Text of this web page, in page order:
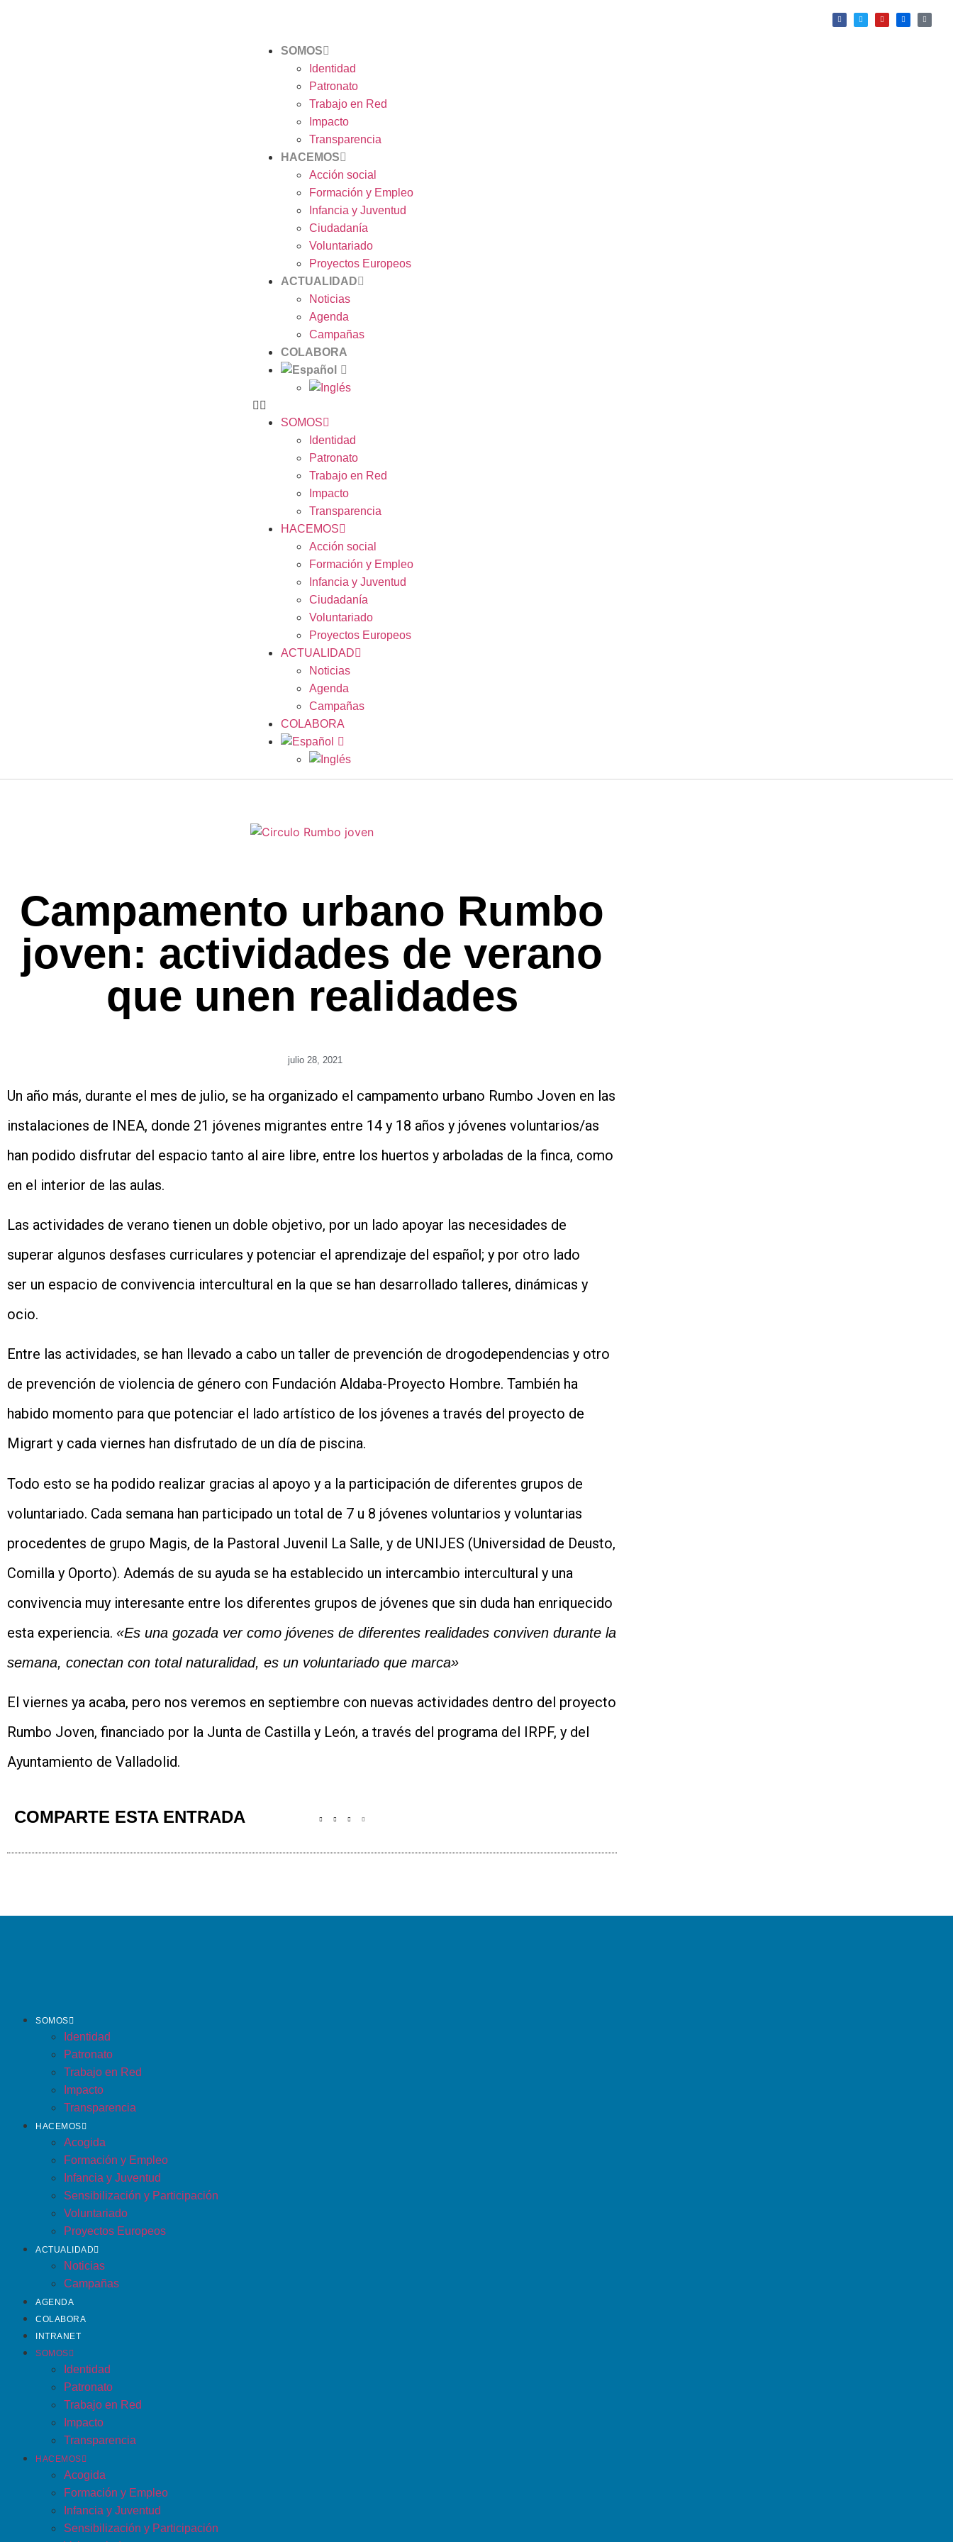
SOMOS
Identidad
Patronato
Trabajo en Red
Impacto
Transparencia
HACEMOS
Acción social
Formación y Empleo
Infancia y Juventud
Ciudadanía
Voluntariado
Proyectos Europeos
ACTUALIDAD
Noticias
Agenda
Campañas
COLABORA
SOMOS
Identidad
Patronato
Trabajo en Red
Impacto
Transparencia
HACEMOS
Acción social
Formación y Empleo
Infancia y Juventud
Ciudadanía
Voluntariado
Proyectos Europeos
ACTUALIDAD
Noticias
Agenda
Campañas
COLABORA
Campamento urbano Rumbo
joven: actividades de verano
que unen realidades
julio 28, 2021
Un año más, durante el mes de julio, se ha organizado el campamento urbano Rumbo Joven en las
instalaciones de INEA, donde 21 jóvenes migrantes entre 14 y 18 años y jóvenes voluntarios/as
han podido disfrutar del espacio tanto al aire libre, entre los huertos y arboladas de la finca, como
en el interior de las aulas.
Las actividades de verano tienen un doble objetivo, por un lado apoyar las necesidades de
superar algunos desfases curriculares y potenciar el aprendizaje del español; y por otro lado
ser un espacio de convivencia intercultural en la que se han desarrollado talleres, dinámicas y
ocio.
Entre las actividades, se han llevado a cabo un taller de prevención de drogodependencias y otro
de prevención de violencia de género con Fundación Aldaba-Proyecto Hombre. También ha
habido momento para que potenciar el lado artístico de los jóvenes a través del proyecto de
Migrart y cada viernes han disfrutado de un día de piscina.
Todo esto se ha podido realizar gracias al apoyo y a la participación de diferentes grupos de
voluntariado. Cada semana han participado un total de 7 u 8 jóvenes voluntarios y voluntarias
procedentes de grupo Magis, de la Pastoral Juvenil La Salle, y de UNIJES (Universidad de Deusto,
Comilla y Oporto). Además de su ayuda se ha establecido un intercambio intercultural y una
convivencia muy interesante entre los diferentes grupos de jóvenes que sin duda han enriquecido
esta experiencia. «Es una gozada ver como jóvenes de diferentes realidades conviven durante la
semana, conectan con total naturalidad, es un voluntariado que marca»
El viernes ya acaba, pero nos veremos en septiembre con nuevas actividades dentro del proyecto
Rumbo Joven, financiado por la Junta de Castilla y León, a través del programa del IRPF, y del
Ayuntamiento de Valladolid.
COMPARTE ESTA ENTRADA
SOMOS
Identidad
Patronato
Trabajo en Red
Impacto
Transparencia
HACEMOS
Acogida
Formación y Empleo
Infancia y Juventud
Sensibilización y Participación
Voluntariado
Proyectos Europeos
ACTUALIDAD
Noticias
Campañas
AGENDA
COLABORA
INTRANET
SOMOS
Identidad
Patronato
Trabajo en Red
Impacto
Transparencia
HACEMOS
Acogida
Formación y Empleo
Infancia y Juventud
Sensibilización y Participación